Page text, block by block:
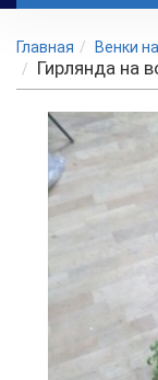
Главная Венки
Гирлянда на